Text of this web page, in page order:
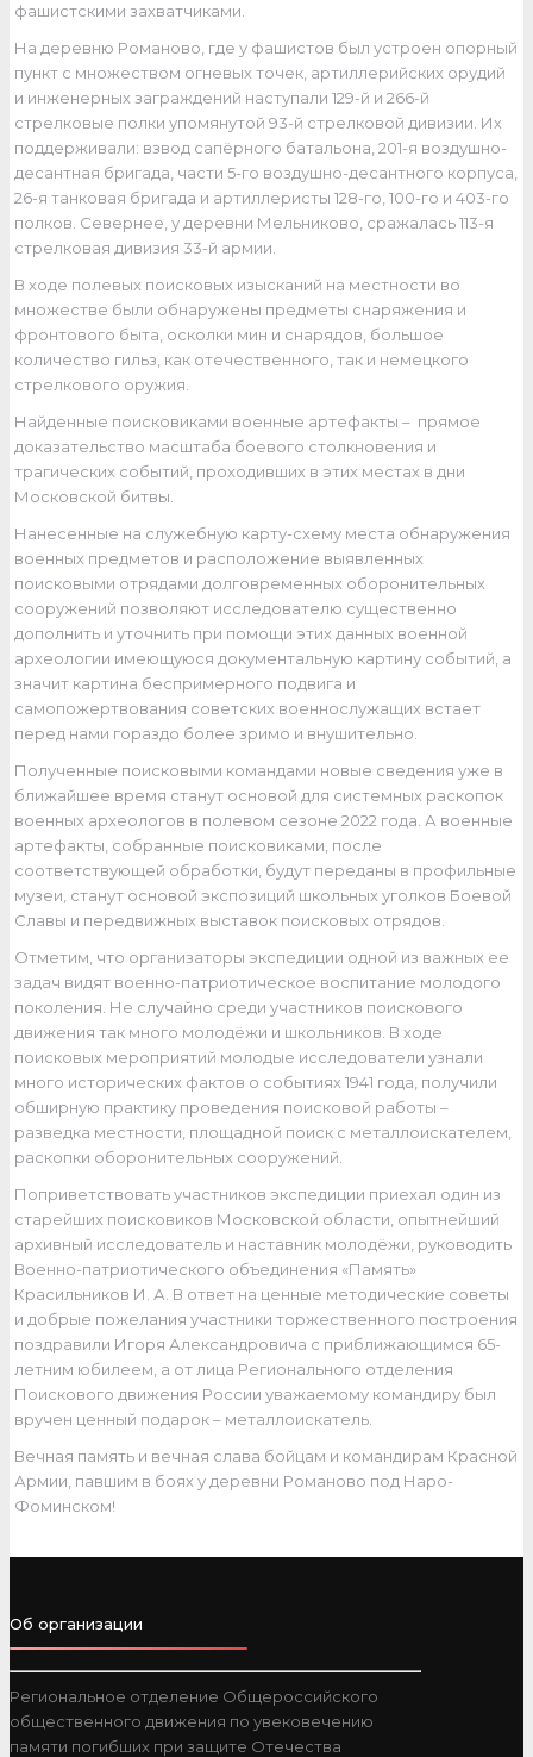
фашистскими захватчиками.
На деревню Романово, где у фашистов был устроен опорный
пункт с множеством огневых точек, артиллерийских орудий
и инженерных заграждений наступали 129-й и 266-й
стрелковые полки упомянутой 93-й стрелковой дивизии. Их
поддерживали: взвод сапёрного батальона, 201-я воздушно-
десантная бригада, части 5-го воздушно-десантного корпуса,
26-я танковая бригада и артиллеристы 128-го, 100-го и 403-го
полков. Севернее, у деревни Мельниково, сражалась 113-я
стрелковая дивизия 33-й армии.
В ходе полевых поисковых изысканий на местности во
множестве были обнаружены предметы снаряжения и
фронтового быта, осколки мин и снарядов, большое
количество гильз, как отечественного, так и немецкого
стрелкового оружия.
Найденные поисковиками военные артефакты – прямое
доказательство масштаба боевого столкновения и
трагических событий, проходивших в этих местах в дни
Московской битвы.
Нанесенные на служебную карту-схему места обнаружения
военных предметов и расположение выявленных
поисковыми отрядами долговременных оборонительных
сооружений позволяют исследователю существенно
дополнить и уточнить при помощи этих данных военной
археологии имеющуюся документальную картину событий, а
значит картина беспримерного подвига и
самопожертвования советских военнослужащих встает
перед нами гораздо более зримо и внушительно.
Полученные поисковыми командами новые сведения уже в
ближайшее время станут основой для системных раскопок
военных археологов в полевом сезоне 2022 года. А военные
артефакты, собранные поисковиками, после
соответствующей обработки, будут переданы в профильные
музеи, станут основой экспозиций школьных уголков Боевой
Славы и передвижных выставок поисковых отрядов.
Отметим, что организаторы экспедиции одной из важных ее
задач видят военно-патриотическое воспитание молодого
поколения. Не случайно среди участников поискового
движения так много молодёжи и школьников. В ходе
поисковых мероприятий молодые исследователи узнали
много исторических фактов о событиях 1941 года, получили
обширную практику проведения поисковой работы –
разведка местности, площадной поиск с металлоискателем,
раскопки оборонительных сооружений.
Поприветствовать участников экспедиции приехал один из
старейших поисковиков Московской области, опытнейший
архивный исследователь и наставник молодёжи, руководить
Военно-патриотического объединения «Память»
Красильников И. А. В ответ на ценные методические советы
и добрые пожелания участники торжественного построения
поздравили Игоря Александровича с приближающимся 65-
летним юбилеем, а от лица Регионального отделения
Поискового движения России уважаемому командиру был
вручен ценный подарок – металлоискатель.
Вечная память и вечная слава бойцам и командирам Красной
Армии, павшим в боях у деревни Романово под Наро-
Фоминском!
Об организации
Региональное отделение Общероссийского
общественного движения по увековечению
памяти погибших при защите Отечества